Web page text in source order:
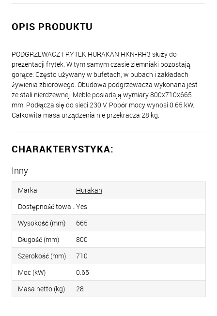
OPIS PRODUKTU
PODGRZEWACZ FRYTEK HURAKAN HKN-RH3 służy do
prezentacji frytek. W tym samym czasie ziemniaki pozostają
gorące. Często używany w bufetach, w pubach i zakładach
żywienia zbiorowego. Obudowa podgrzewacza wykonana jest
ze stali nierdzewnej. Meble posiadają wymiary 800x710x665
mm. Podłącza się do sieci 230 V. Pobór mocy wynosi 0.65 kW.
Całkowita masa urządzenia nie przekracza 28 kg.
CHARAKTERYSTYKA:
Inny
Marka
Hurakan
Dostępność towaruYes
Wysokość (mm)
665
Długość (mm)
800
Szerokość (mm)
710
Moc (kW)
0.65
Masa netto (kg)
28